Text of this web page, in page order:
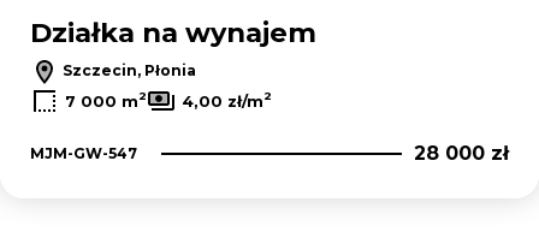
Działka na wynajem
Szczecin, Płonia
7 000 m2 4,00 zł/m2
MJM-GW-547 28 000 zł